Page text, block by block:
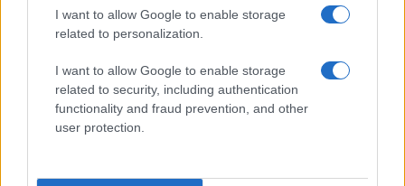
I want to allow Google to enable storage
related to personalization.
I want to allow Google to enable storage
related to security, including authentication
functionality and fraud prevention, and other
user protection.
Új és Használt GSM kiemelt ajánlatok
Apple iPhone 15 Pro Max